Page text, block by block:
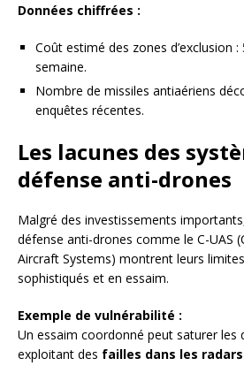
Données chiffrées :
Coût estimé des zones d’exclusion
semaine.
Nombre de missiles antiaériens
enquêtes récentes.
Les lacunes des
défense anti-drones
Malgré des investissements
défense anti-drones comme le C-UAS
Aircraft Systems) montrent leurs
sophistiqués et en essaim.
Exemple de vulnérabilité :
Un essaim coordonné peut saturer les
exploitant des failles dans les